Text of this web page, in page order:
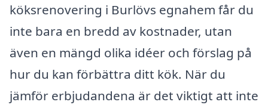
köksrenovering i Burlövs egnahem får du
inte bara en bredd av kostnader, utan
även en mängd olika idéer och förslag på
hur du kan förbättra ditt kök. När du
jämför erbjudandena är det viktigt att inte